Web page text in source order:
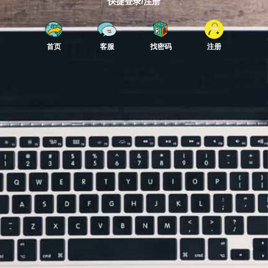
首页 客服 找密码 注册